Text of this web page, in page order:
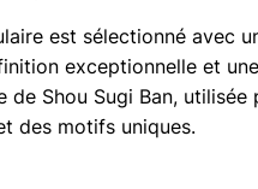
est sélectionné avec
exceptionnelle et
de Shou Sugi Ban, utilisée
des motifs uniques.